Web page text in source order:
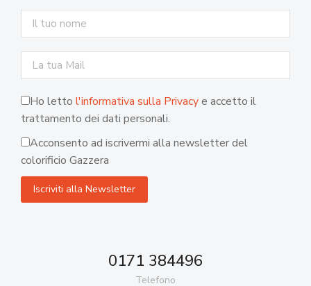
Ho letto l'informativa sulla Privacye accetto il
trattamento dei dati personali.
Acconsento ad iscrivermi alla newsletter del
colorificio Gazzera
0171 384496
Telefono